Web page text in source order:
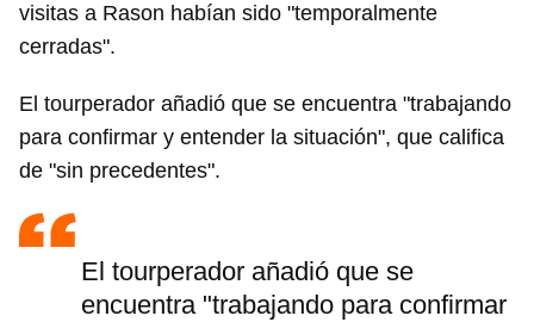
visitas a Rason habían sido "temporalmente
cerradas".
El tourperador añadió que se encuentra "trabajando
para confirmar y entender la situación", que califica
de "sin precedentes".
El tourperador añadió que se
encuentra "trabajando para confirmar